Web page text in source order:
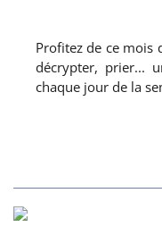
Profitez de ce mois
décrypter, prier...
chaque jour de la